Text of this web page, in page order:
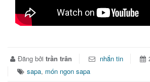
Đăng bởi trần trân nhắn tin
sapa, món ngon sapa